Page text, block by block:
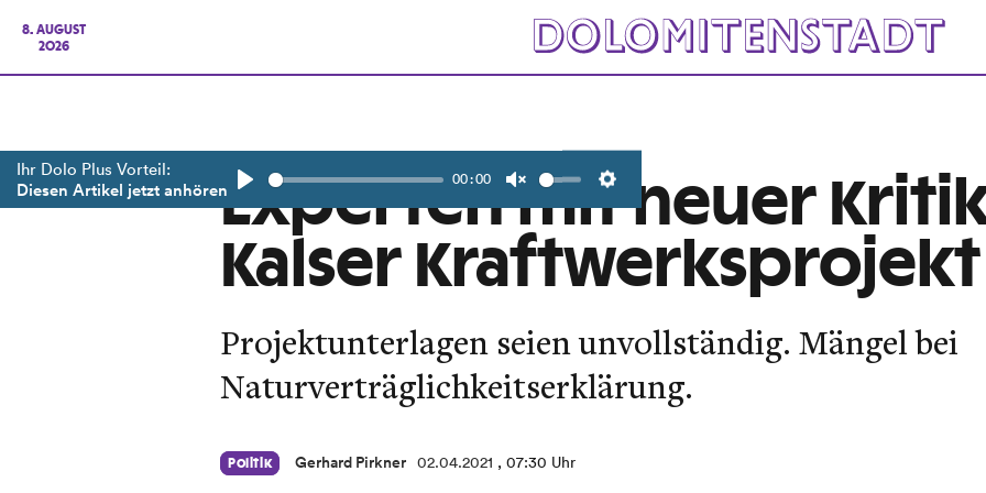
8. AUGUST
2026
Ihr Dolo Plus Vorteil:
Diesen Artikel jetzt anhören 00:00
Settings
Experten mit neuer
Kalser Kraftwerksprojekt
Projektunterlagen seien unvollständig. Mängel bei
Naturverträglichkeitserklärung.
Politik Gerhard Pirkner 02.04.2021 , 07:30 Uhr